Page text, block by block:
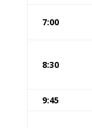
7:00
8:30
9:45